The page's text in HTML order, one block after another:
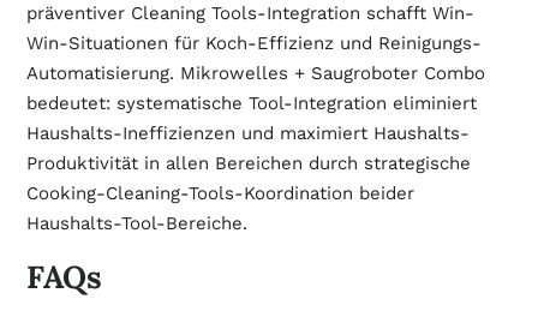
präventiver Cleaning Tools-Integration schafft Win-
Win-Situationen für Koch-Effizienz und Reinigungs-
Automatisierung. Mikrowelles + Saugroboter Combo
bedeutet: systematische Tool-Integration eliminiert
Haushalts-Ineffizienzen und maximiert Haushalts-
Produktivität in allen Bereichen durch strategische
Cooking-Cleaning-Tools-Koordination beider
Haushalts-Tool-Bereiche.
FAQs